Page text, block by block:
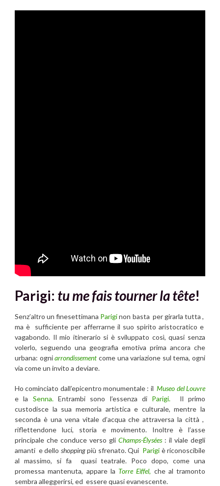
Parigi: tu me fais tourner la tête!
Senz’altro un finesettimana Pariginon basta per girarla tutta ,
ma è sufficiente per afferrarne il suo spirito aristocratico e
vagabondo. Il mio itinerario si è sviluppato così, quasi senza
volerlo, seguendo una geografia emotiva prima ancora che
urbana: ogniarrondissement come una variazione sul tema, ogni
via come un invito a deviare.
Ho cominciato dall’epicentro monumentale : ilMuseo del Louvre
e la Senna.Entrambi sono l’essenza di Parigi.
Il primo
custodisce la sua memoria artistica e culturale, mentre la
seconda è una vena vitale d’acqua che attraversa la città ,
riflettendone luci, storia e movimento. Inoltre è l’asse
principale che conduce verso gli Champs-Élysées: il viale degli
amanti e dello shoppingpiù sfrenato. Qui Parigi è riconoscibile
al massimo, si fa quasi teatrale. Poco dopo, come una
promessa mantenuta, appare la Torre Eiffel, che al tramonto
sembra alleggerirsi, ed essere quasi evanescente.